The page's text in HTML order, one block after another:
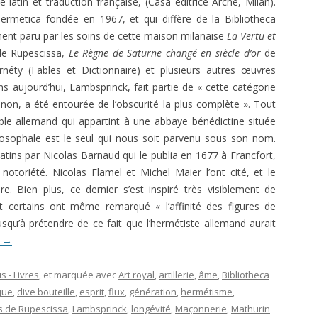
DEC 1970 2ÈME PARTIE
E.T. N° 421-422 SEPT- OCT-NOV-
DEC 1970 1ÈRE PARTIE
E.T. N° 418 MARS-AVRIL 1970
E.T. ANNEES 1968-1969
E.T. N° 416 NOVEMBRE –
DÉCEMBRE 1969- 2ÈME PARTIE
E.T. N° 416 NOVEMBRE –
DÉCEMBRE 1969- 1ÈRE PARTIE
E.T. N° 415 SEPTEMBRE-OCTOBRE
E.T. N° 412-413 MARS-AVRIL ET
MAI-JUIN 1969
E.T. ANNEES 1966 – 1967
E.T. N° 404. NOVEMBRE-
DÉCEMBRE 1967
E.T. N° 399. JANVIER-FÉVRIER 1967
E.T. N° 305, JANVIER FÉVRIER 1953
E.T. N°304, DÉCEMBRE 1952
E.T. N° 298, MARS 1952
SAKUTEI-KI, OU LE LIVRE SECRET
DES JARDINS JAPONAIS
JACQUES PAUL, HISTOIRE
INTELLECTUELLE DE L’OCCIDENT
MÉDIÉVAL
JEAN RICHER, DELPHES, DÉLOS ET
CUMES
LAMBSPRINCK, LA PIERRE
PHILOSOPHALE
ANCIENNE
PERNÉTY. LES FABLES
À LA
: TÉMOIGNAGE ET
DE VLT
fondée en 1967, et qui diffère de la Bibliotheca
paru par les soins de cette maison milanaiseLa Vertu et
Rupescissa, Le Règne de Saturne changé en siècle d’orde
(Fables et Dictionnaire) et plusieurs autres œuvres
aujourd’hui, Lambsprinck, fait partie de « cette catégorie
a été entourée de l’obscurité la plus complète ». Tout
allemand qui appartint à une abbaye bénédictine située
est le seul qui nous soit parvenu sous son nom.
par Nicolas Barnaud qui le publia en 1677 à Francfort,
Nicolas Flamel et Michel Maier l’ont cité, et le
Bien plus, ce dernier s’est inspiré très visiblement de
certains ont même remarqué « l’affinité des figures de
prétendre de ce fait que l’hermétiste allemand aurait
→
- Livres, et marquée avecArt royal, artillerie, âme, Bibliotheca
, dive bouteille, esprit,flux, génération, hermétisme,
de Rupescissa, Lambsprinck, longévité, Maçonnerie, Mathurin